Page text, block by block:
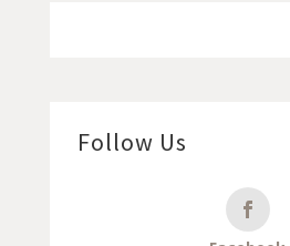
Follow Us